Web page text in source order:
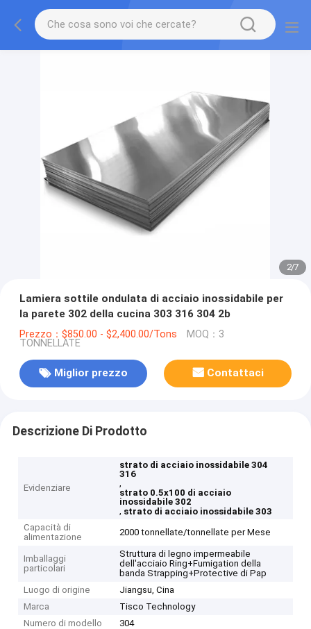
2/7
Lamiera sottile ondulata di acciaio inossidabile per
la parete 302 della cucina 303 316 304 2b
Prezzo：$850.00 - $2,400.00/Tons MOQ：3
TONNELLATE
Miglior prezzo Contattaci
Descrizione Di Prodotto
Evidenziare
strato di acciaio inossidabile 304
316
,
strato 0.5x100 di acciaio
inossidabile 302
, strato di acciaio inossidabile 303
Capacità di
alimentazione
2000 tonnellate/tonnellate per Mese
Imballaggi
particolari
Struttura di legno impermeabile
dell'acciaio Ring+Fumigation della
banda Strapping+Protective di Pap
Luogo di origine
Jiangsu, Cina
Marca
Tisco Technology
Numero di modello
304